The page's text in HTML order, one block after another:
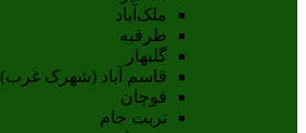
ملک‌آباد
طرقبه
گلبهار
قاسم آباد (شهرک غرب)
قوچان
تربت جام